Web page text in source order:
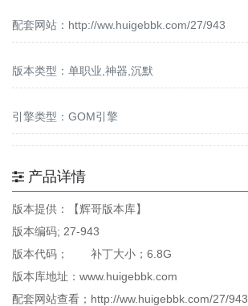
配套网站： http://ww.huigebbk.com/27/943
版本类型：单职业,神器,沉默
引擎类型：GOM引擎
产品详情
版本提供：【辉哥版本库】
版本编码; 27-943
版本代码； 补丁大小；6.8G
版本库地址：www.huigebbk.com
配套网站查看；http://ww.huigebbk.com/27/943